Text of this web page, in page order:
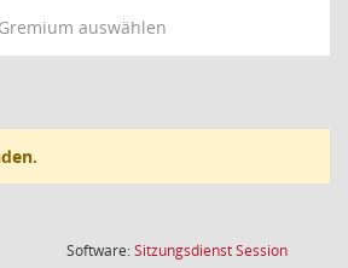
Gremium auswählen
Software:SitzungsdienstSession(Wird in